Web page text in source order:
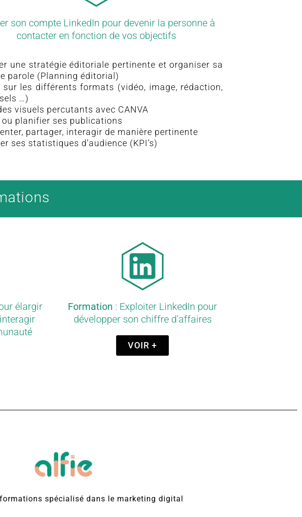
son compte LinkedIn pour devenir la personne à
contacter en fonction de vos objectifs
une stratégie éditoriale pertinente et organiser sa
parole (Planning éditorial)
sur les différents formats (vidéo, image, rédaction,
…)
visuels percutants avec CANVA
ou planifier ses publications
partager, interagir de manière pertinente
ses statistiques d’audience (KPI’s)
élargir
Formation : Exploiter LinkedIn pour
développer son chiffre d’affaires​
VOIR +
spécialisé dans le marketing digital